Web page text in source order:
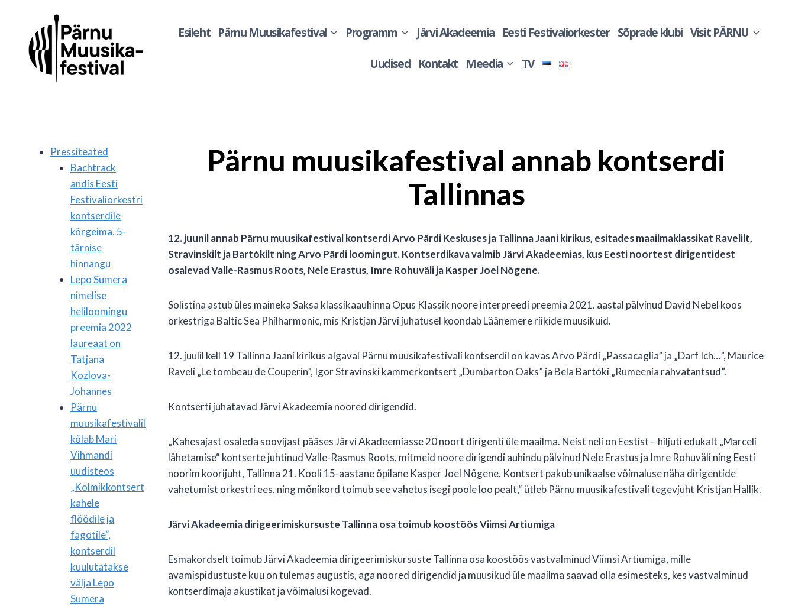
content
Esileht Pärnu Muusikafestival Programm Järvi Akadeemia Eesti Festivaliorkester Sõprade klubi Visit PÄRNU
Uudised Kontakt Meedia TV
Pärnu muusikafestival annab kontserdi
Tallinnas
12. juunil annab Pärnu muusikafestival kontserdi Arvo Pärdi Keskuses ja Tallinna Jaani kirikus, esitades maailmaklassikat Ravelilt,
Stravinskilt ja Bartókilt ning Arvo Pärdi loomingut. Kontserdikava valmib Järvi Akadeemias, kus Eesti noortest dirigentidest
osalevad Valle-Rasmus Roots, Nele Erastus, Imre Rohuväli ja Kasper Joel Nõgene.
Solistina astub üles maineka Saksa klassikaauhinna Opus Klassik noore interpreedi preemia 2021. aastal pälvinud David Nebel koos
orkestriga Baltic Sea Philharmonic, mis Kristjan Järvi juhatusel koondab Läänemere riikide muusikuid.
12. juulil kell 19 Tallinna Jaani kirikus algaval Pärnu muusikafestivali kontserdil on kavas Arvo Pärdi „Passacaglia” ja „Darf Ich…”, Maurice
Raveli „Le tombeau de Couperin”, Igor Stravinski kammerkontsert „Dumbarton Oaks” ja Bela Bartóki „Rumeenia rahvatantsud”.
Kontserti juhatavad Järvi Akadeemia noored dirigendid.
„Kahesajast osaleda soovijast pääses Järvi Akadeemiasse 20 noort dirigenti üle maailma. Neist neli on Eestist – hiljuti edukalt „Marceli
lähetamise“ kontserte juhtinud Valle-Rasmus Roots, mitmeid noore dirigendi auhindu pälvinud Nele Erastus ja Imre Rohuväli ning Eesti
noorim koorijuht, Tallinna 21. Kooli 15-aastane õpilane Kasper Joel Nõgene. Kontsert pakub unikaalse võimaluse näha dirigentide
vahetumist orkestri ees, ning mõnikord toimub see vahetus isegi poole loo pealt,“ ütleb Pärnu muusikafestivali tegevjuht Kristjan Hallik.
Järvi Akadeemia dirigeerimiskursuste Tallinna osa toimub koostöös Viimsi Artiumiga
Esmakordselt toimub Järvi Akadeemia dirigeerimiskursuste Tallinna osa koostöös vastvalminud Viimsi Artiumiga, mille
avamispidustuste kuu on tulemas augustis, aga noored dirigendid ja muusikud üle maailma saavad olla esimesteks, kes vastvalminud
kontserdimaja akustikat ja võimalusi kogevad.
Pressiteated
Bachtrack
andis Eesti
Festivaliorkestri
kontserdile
kõrgeima, 5-
tärnise
hinnangu
Lepo Sumera
nimelise
heliloomingu
preemia 2022
laureaat on
Tatjana
Kozlova-
Johannes
Pärnu
muusikafestivalil
kõlab Mari
Vihmandi
uudisteos
„Kolmikkontsert
kahele
flöödile ja
fagotile“,
kontserdil
kuulutatakse
välja Lepo
Sumera